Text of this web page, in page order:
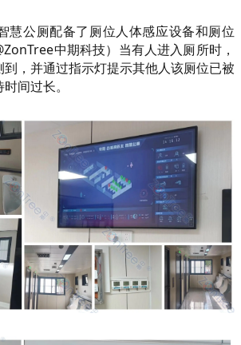
慧公厕配备了厕位人体感应设备和厕位
中期科技）当有人进入厕所时，
，并通过指示灯提示其他人该厕位已被
间过长。